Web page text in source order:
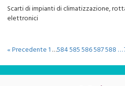
Scarti di impianti di climatizzazione,
elettronici
« Precedente1…584585586587588…